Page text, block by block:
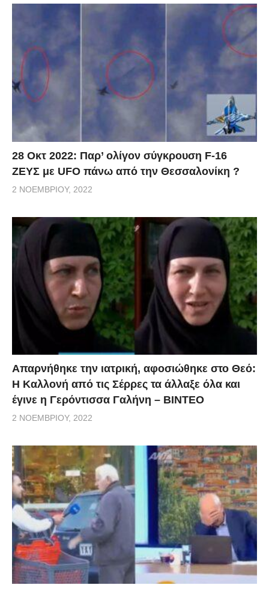
28 Οκτ 2022: Παρ’ ολίγον σύγκρουση F-16
ΖΕΥΣ με UFO πάνω από την Θεσσαλονίκη ?
2 ΝΟΕΜΒΡΊΟΥ, 2022
Απαρνήθηκε την ιατρική, αφοσιώθηκε στο Θεό:
Η Καλλονή από τις Σέρρες τα άλλαξε όλα και
έγινε η Γερόντισσα Γαλήνη – ΒΙΝΤΕΟ
2 ΝΟΕΜΒΡΊΟΥ, 2022